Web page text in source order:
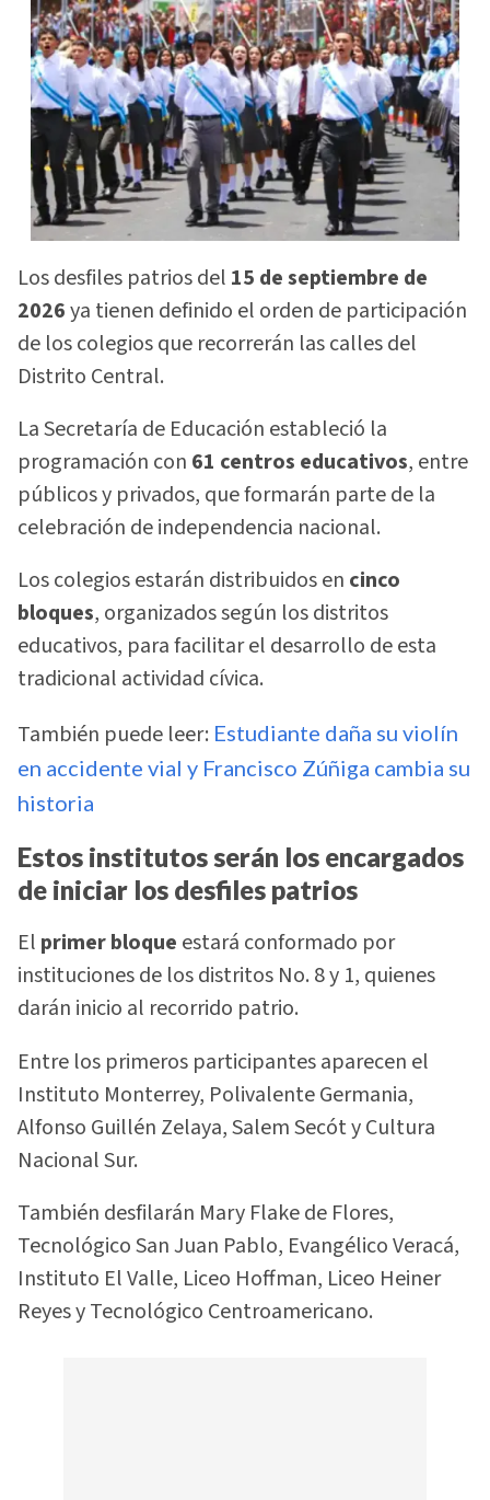
Los desfiles patrios del 15 de septiembre de
2026ya tienen definido el orden de participación
de los colegios que recorrerán las calles del
Distrito Central.
La Secretaría de Educación estableció la
programación con 61 centros educativos, entre
públicos y privados, que formarán parte de la
celebración de independencia nacional.
Los colegios estarán distribuidos en cinco
bloques, organizados según los distritos
educativos, para facilitar el desarrollo de esta
tradicional actividad cívica.
También puede leer: Estudiante daña su violín
en accidente vial y Francisco Zúñiga cambia su
historia
Estos institutos serán los encargados
de iniciar los desfiles patrios
El primer bloque estará conformado por
instituciones de los distritos No. 8 y 1, quienes
darán inicio al recorrido patrio.
Entre los primeros participantes aparecen el
Instituto Monterrey, Polivalente Germania,
Alfonso Guillén Zelaya, Salem Secót y Cultura
Nacional Sur.
También desfilarán Mary Flake de Flores,
Tecnológico San Juan Pablo, Evangélico Veracá,
Instituto El Valle, Liceo Hoffman, Liceo Heiner
Reyes y Tecnológico Centroamericano.